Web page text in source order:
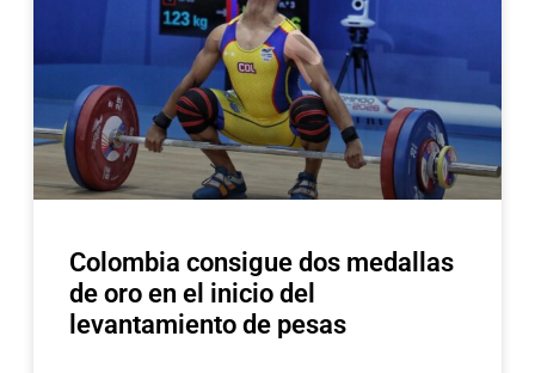
Colombia consigue dos medallas
de oro en el inicio del
levantamiento de pesas